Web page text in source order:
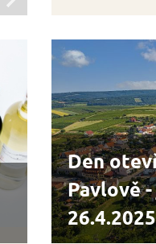
Den
Pavlově
26.4.2025